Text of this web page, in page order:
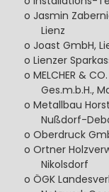
o Jasmin
Lienz
o Joast GmbH,
o Lienzer
o MELCHER &
Ges.m.b.H.,
o Metallbau
Nußdorf-
o Oberdruck
o Ortner
Nikolsdorf
o ÖGK